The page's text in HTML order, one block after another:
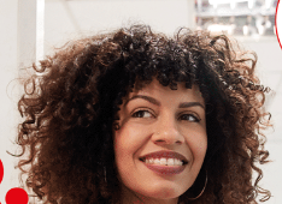
für alle, die sich eine kurze,
jeden das passende Erlebnis
Das Basis Paket umfasst die
Bademantel, Badetüchern